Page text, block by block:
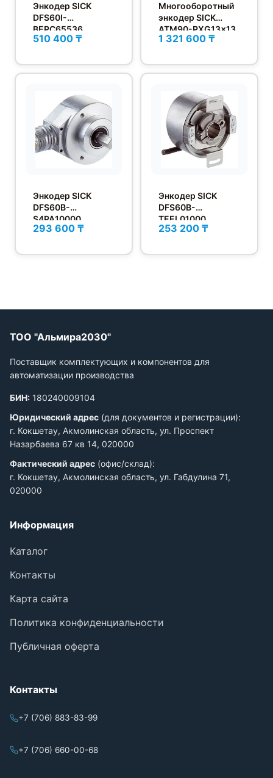
Энкодер SICK
DFS60I-
BEPC65536
510 400 ₸
Многооборотный
энкодер SICK
ATM90-PXG13x13
1 321 600 ₸
Энкодер SICK
DFS60B-
S4PA10000
293 600 ₸
Энкодер SICK
DFS60B-
TEEL01000
253 200 ₸
ТОО "Альмира2030"
Поставщик комплектующих и компонентов для
автоматизации производства
БИН: 180240009104
Юридический адрес (для документов и регистрации):
г. Кокшетау, Акмолинская область, ул. Проспект
Назарбаева 67 кв 14, 020000
Фактический адрес (офис/склад):
г. Кокшетау, Акмолинская область, ул. Габдулина 71,
020000
Информация
Каталог
Контакты
Карта сайта
Политика конфиденциальности
Публичная оферта
Контакты
+7 (706) 883-83-99
+7 (706) 660-00-68